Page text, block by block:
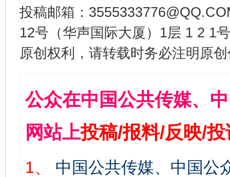
投稿邮箱：
12号（华声国际大厦）1层 1 2 1
原创权利，请转载时务必注明原
公众在中国公共传媒、
网站上投稿/报料/反映/
1、
中国公共传媒、中国公